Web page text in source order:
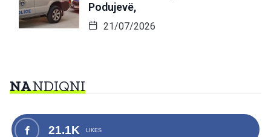
Podujevë,
21/07/2026
NANDIQNI
21.1K LIKES